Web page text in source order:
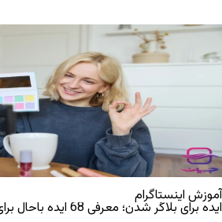
آموزش اینستاگرام
ایده برای بلاگر شدن؛ معرفی 68 ایده باحال برای بلاگری